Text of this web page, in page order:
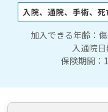
加入できる年齢：
入通院
保険期間